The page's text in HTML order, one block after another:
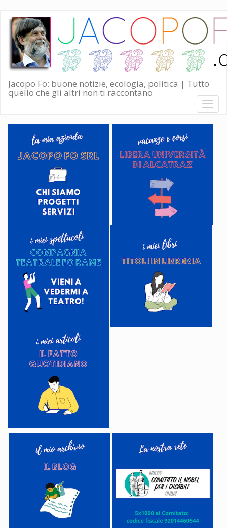
Salta
contenuto
principale
Jacopo Fo: buone notizie, ecologia, politica | Tutto
quello che gli altri non ti raccontano
Toggle